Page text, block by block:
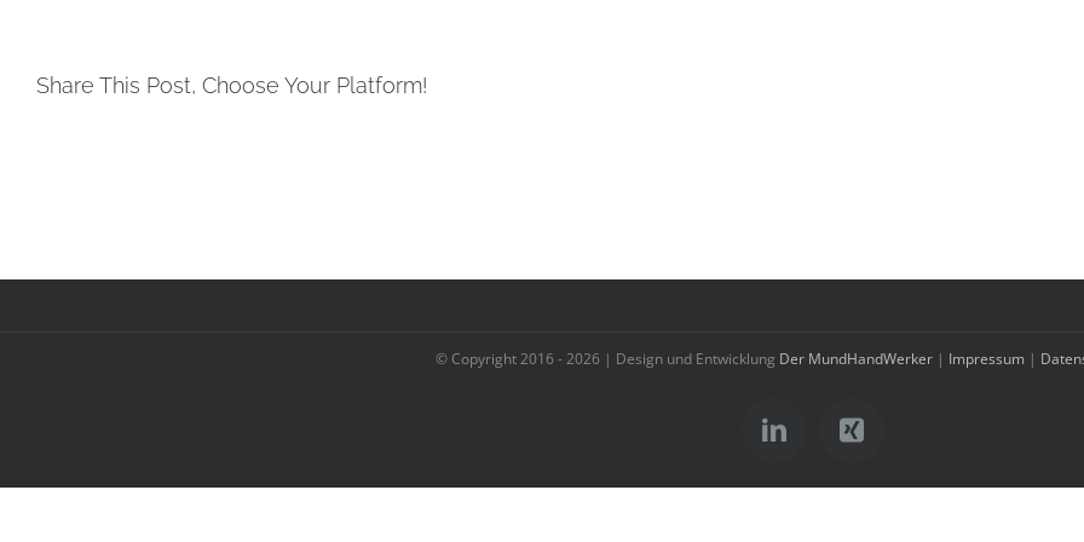
Share This Post, Choose Your Platform!
© Copyright 2016 -2026 | Design und Entwicklung Der MundHandWerker | Impressum |
LinkedInXing